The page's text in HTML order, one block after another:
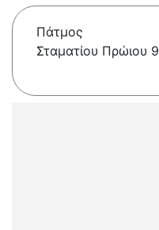
Πάτμος
Σταματίου Πρώιου 9